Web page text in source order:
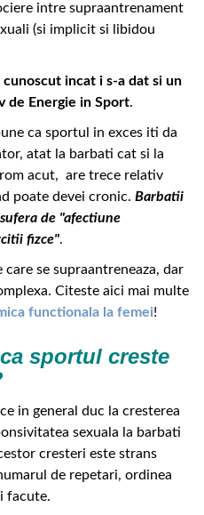
intre supraantrenament
(si implicit si libidou
incat i s-a dat si un
de Energie in Sport.
ca sportul in exces iti da
atat la barbati cat si la
acut, are trece relativ
poate devei cronic. Barbatii
de "afectiune
fizce".
care se supraantreneaza, dar
Citeste aici mai multe
functionala la femei!
sportul creste
in general duc la cresterea
sexuala la barbati
cresteri este strans
de repetari, ordinea
facute.